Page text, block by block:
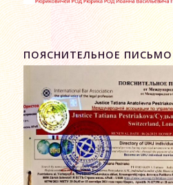
ПОЯСНИТЕЛЬНОЕ ПИСЬМО